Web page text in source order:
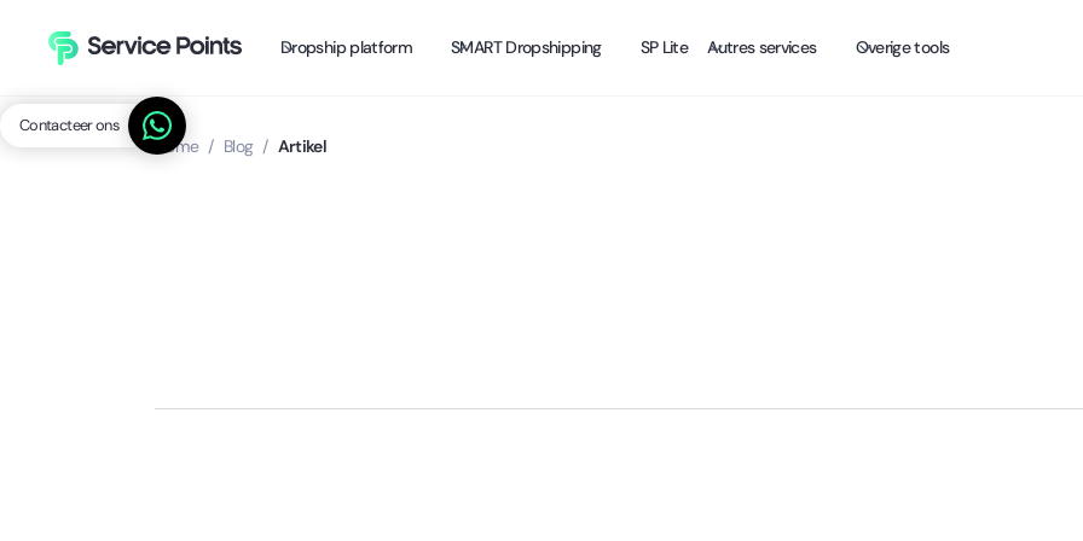
Dropship platform SMART Dropshipping SP Lite Autres services Overige tools
Contacteer ons
Home / Blog / Artikel